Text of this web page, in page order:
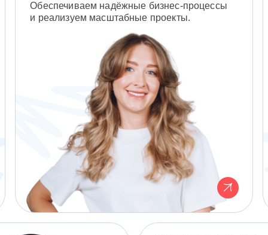
Обеспечиваем надёжные бизнес-процессы
и реализуем масштабные проекты.